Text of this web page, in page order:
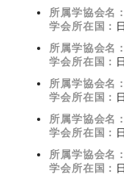
所属学協会名：
学会所在国：
所属学協会名：
学会所在国：
所属学協会名：
学会所在国：
所属学協会名：
学会所在国：
所属学協会名：
学会所在国：